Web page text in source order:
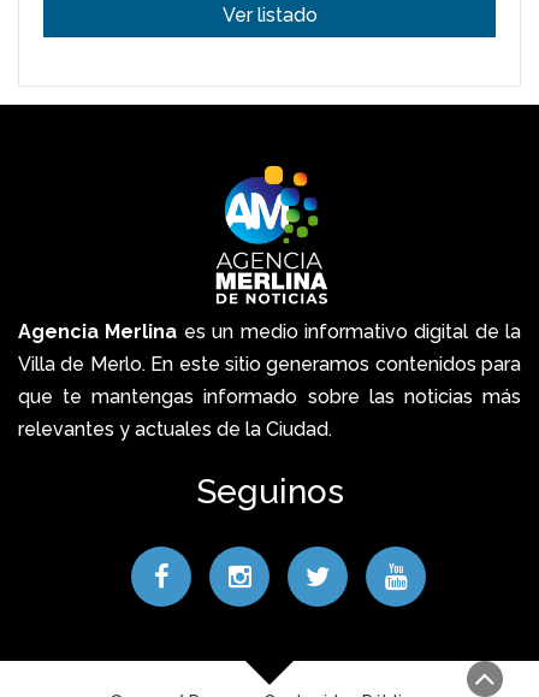
Ver listado
Agencia Merlina es un medio informativo digital de la
Villa de Merlo. En este sitio generamos contenidos para
que te mantengas informado sobre las noticias más
relevantes y actuales de la Ciudad.
Seguinos